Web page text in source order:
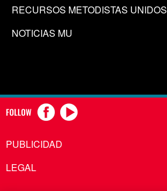
RECURSOS METODISTAS UNIDOS
NOTICIAS MU
FOLLOW
PUBLICIDAD
LEGAL